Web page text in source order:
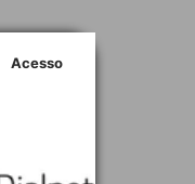
Acesso